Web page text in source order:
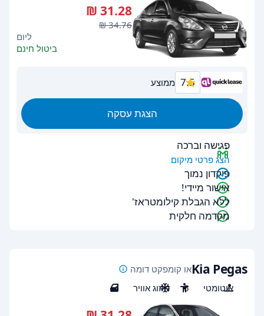
ליום
ביטול חינם
7.5 ממוצע
הצגת עסקה
פגישה וברכה
הצג פרטי מיקום
פיקדון נמוך
אישור מיידי!
ללא הגבלת קילומטראז'
מקדמה חלקית
Kia Pegasאו קומפקט דומה
אוטומטי
5 מיזוג אוויר 4